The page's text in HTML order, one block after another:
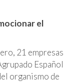
el
21 empresas
Español
organismo de